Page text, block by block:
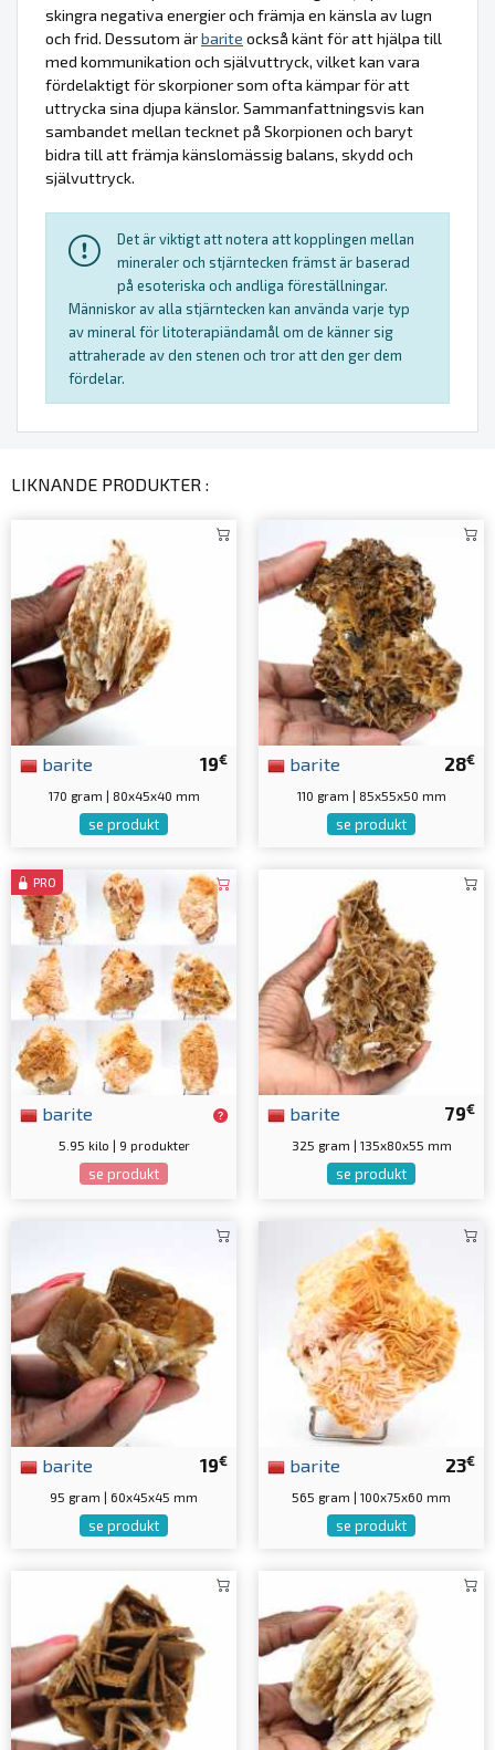
skingra negativa energier och främja en känsla av lugn
och frid. Dessutom ärbarite också känt för att hjälpa till
med kommunikation och självuttryck, vilket kan vara
fördelaktigt för skorpioner som ofta kämpar för att
uttrycka sina djupa känslor. Sammanfattningsvis kan
sambandet mellan tecknet på Skorpionen och baryt
bidra till att främja känslomässig balans, skydd och
självuttryck.
Det är viktigt att notera att kopplingen mellan
mineraler och stjärntecken främst är baserad
på esoteriska och andliga föreställningar.
Människor av alla stjärntecken kan använda varje typ
av mineral för litoterapiändamål om de känner sig
attraherade av den stenen och tror att den ger dem
fördelar.
LIKNANDE PRODUKTER :
19€
barite
170 gram | 80x45x40 mm
se produkt
28€
barite
110 gram | 85x55x50 mm
se produkt
PRO
barite
5.95 kilo | 9 produkter
se produkt
79€
barite
325 gram | 135x80x55 mm
se produkt
19€
barite
95 gram | 60x45x45 mm
se produkt
23€
barite
565 gram | 100x75x60 mm
se produkt